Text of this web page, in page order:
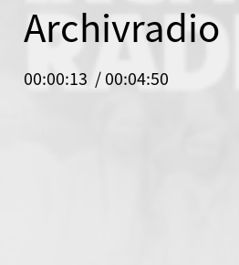
---
Archivradio
–
00:00:13 / 00:04:50